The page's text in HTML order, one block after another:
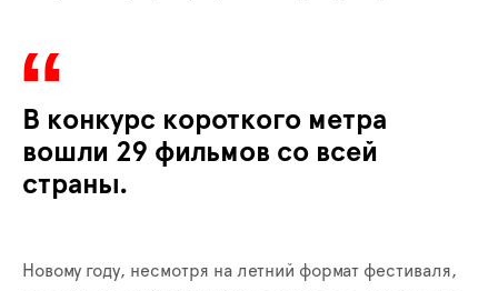
В конкурс короткого метра
вошли 29 фильмов со всей
страны.
Новому году, несмотря на летний формат фестиваля,